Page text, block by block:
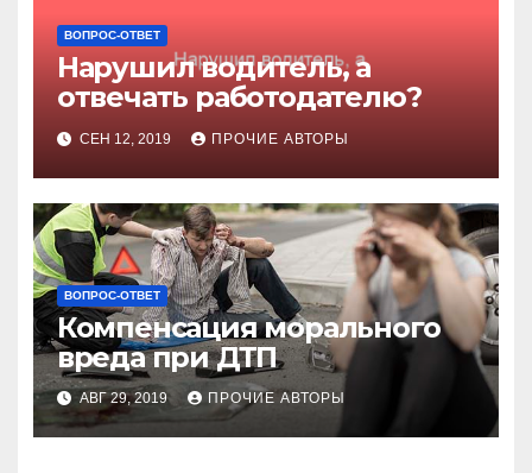
ВОПРОС-ОТВЕТ
Нарушил водитель, а
отвечать работодателю?
СЕН 12, 2019 ПРОЧИЕ АВТОРЫ
ВОПРОС-ОТВЕТ
Компенсация морального
вреда при ДТП
АВГ 29, 2019 ПРОЧИЕ АВТОРЫ